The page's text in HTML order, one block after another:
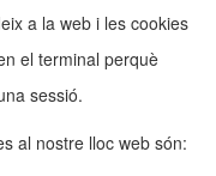
a la web i les cookies
el terminal perquè
sessió.
al nostre lloc web són: